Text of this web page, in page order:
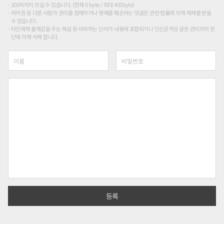
200자까지 쓰실 수 있습니다. (현재 0 byte / 최대 400byte)
저작권 등 다른 사람의 권리를 침해하거나 명예를 훼손하는 댓글은 관련 법률에 의해 제재를 받을
수 있습니다.
타인에게 불쾌감을 주는 욕설 등 비하하는 단어가 내용에 포함되거나 인신공격성 글은 관리자의 판
단에 의해 삭제 합니다.